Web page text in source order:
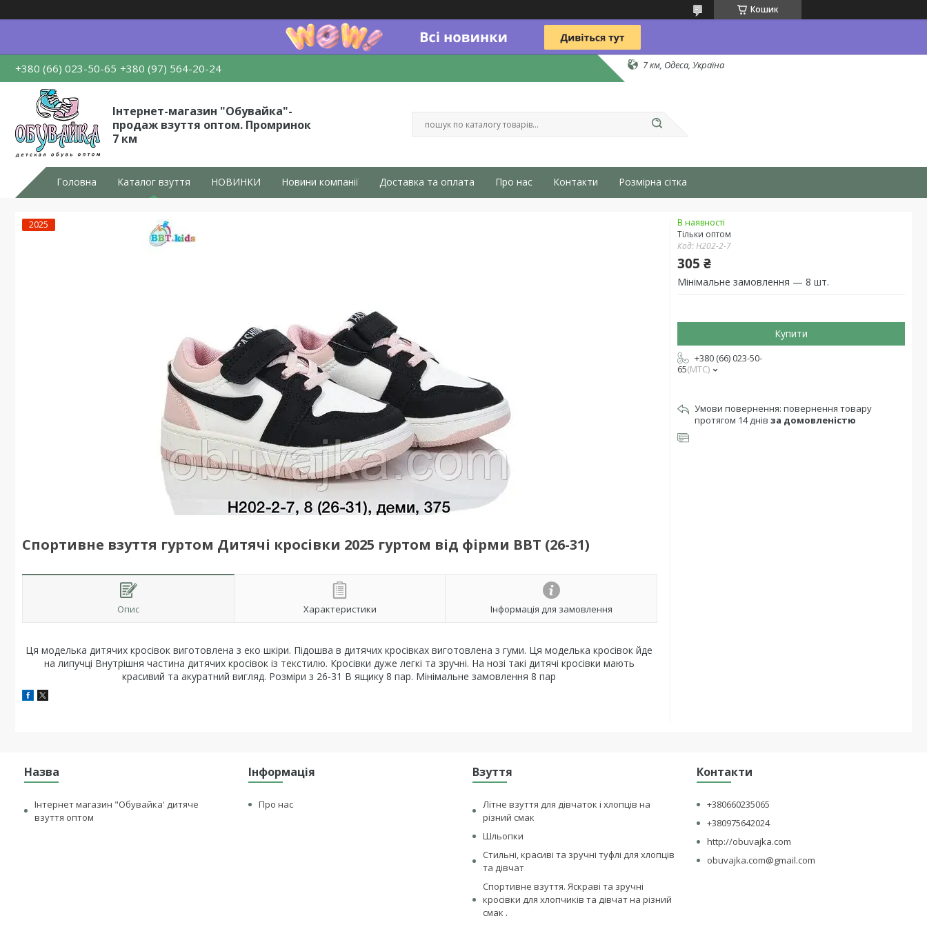
Кошик
+380 (66) 023-50-65 +380 (97) 564-20-24 7 км, Одеса, Україна
Інтернет-магазин "Обувайка"-
продаж взуття оптом. Промринок
7 км
Головна Каталог взуття НОВИНКИ Новини компанії Доставка та оплата Про нас Контакти Розмірна сітка
2025
Спортивне взуття гуртом Дитячі кросівки 2025 гуртом від фірми BBT (26-31)
Опис Характеристики Інформація для замовлення
Ця моделька дитячих кросівок виготовлена з еко шкіри. Підошва в дитячих кросівках виготовлена з гуми. Ця моделька кросівок йде
на липучці Внутрішня частина дитячих кросівок із текстилю. Кросівки дуже легкі та зручні. На нозі такі дитячі кросівки мають
красивий та акуратний вигляд. Розміри з 26-31 В ящику 8 пар. Мінімальне замовлення 8 пар
В наявності
Тільки оптом
Код:H202-2-7
305 ₴
Мінімальне замовлення — 8 шт.
Купити
+380 (66) 023-50-
65 МТС
повернення товару
протягом 14 днів за домовленістю
Назва
Інтернет магазин "Обувайка' дитяче
взуття оптом
Інформація
Про нас
Взуття
Літне взуття для дівчаток і хлопців на
різний смак
Шльопки
Стильні, красиві та зручні туфлі для хлопців
та дівчат
Спортивне взуття. Яскраві та зручні
кросівки для хлопчиків та дівчат на різний
смак .
Контакти
+380660235065
+380975642024
http://obuvajka.com
obuvajka.com@gmail.com